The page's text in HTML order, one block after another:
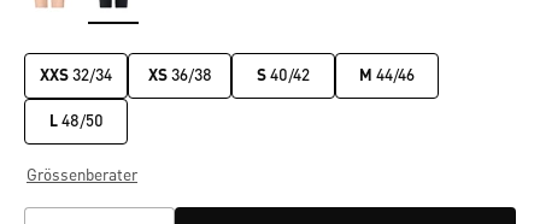
XXS 32/34 XS36/38 S 40/42 M 44/46
L48/50
Grössenberater